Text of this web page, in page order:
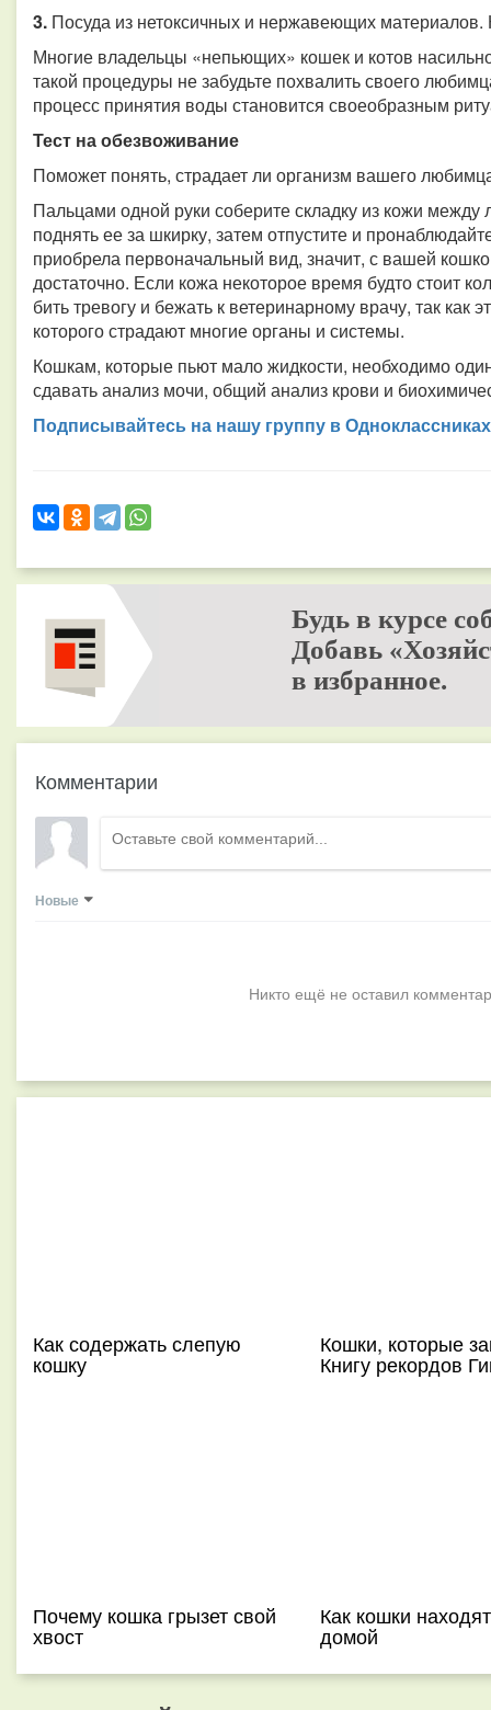
3. Посуда из нетоксичных и нержавеющих материалов.
Многие владельцы «непьющих» кошек и котов
такой процедуры не забудьте похвалить своего
процесс принятия воды становится своеобразным
Тест на обезвоживание
Поможет понять, страдает ли организм вашего
Пальцами одной руки соберите складку из кожи между
поднять ее за шкирку, затем отпустите и
приобрела первоначальный вид, значит, с вашей
достаточно. Если кожа некоторое время будто стоит
бить тревогу и бежать к ветеринарному врачу, так как
которого страдают многие органы и системы.
Кошкам, которые пьют мало жидкости, необходимо
сдавать анализ мочи, общий анализ крови и
Подписывайтесь на нашу группу в Одноклассниках
Будь в курсе
Добавь
в избранное.
Комментарии
Новые
Никто ещё не оставил
Как содержать слепую
кошку
Кошки, которые
Книгу рекордов
Почему кошка грызет свой
хвост
Как кошки
домой